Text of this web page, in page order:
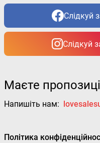
Слідкуй
Слідкуй
Маєте
Напишіть нам:
Політика